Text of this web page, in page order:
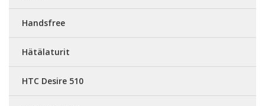
Handsfree
Hätälaturit
HTC Desire 510